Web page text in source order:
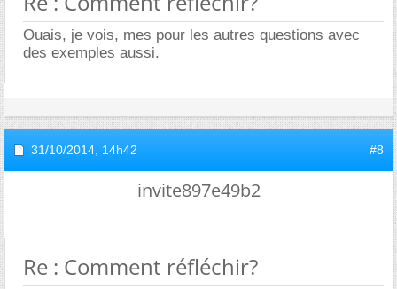
Ouais, je vois, mes pour les autres questions avec
des exemples aussi.
31/10/2014, 14h42 #8
invite897e49b2
Re : Comment réfléchir?